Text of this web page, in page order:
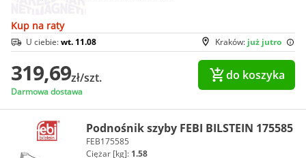
Kup na raty
Kraków: już jutro
U ciebie:wt. 11.08
319,69zł/szt.
Darmowa dostawa
do koszyka
Podnośnik szyby FEBI BILSTEIN 175585
FEB175585
Ciężar [kg]: 1.58